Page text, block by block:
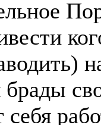
брады
себя